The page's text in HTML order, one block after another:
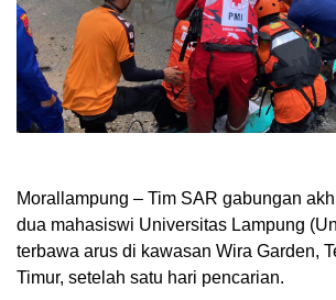
Morallampung – Tim SAR gabungan
dua mahasiswi Universitas Lampung
terbawa arus di kawasan Wira Garden,
Timur, setelah satu hari pencarian.